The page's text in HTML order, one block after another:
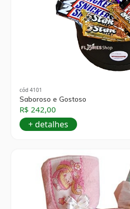
cód 4101
Saboroso e Gostoso
R$ 242,00
+ detalhes